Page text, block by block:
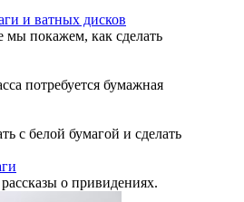
и ватных дисков
мы покажем, как сделать
потребуется бумажная
с белой бумагой и сделать
о привидениях.